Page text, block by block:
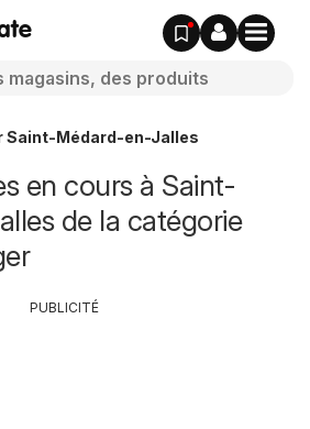
Saint-Médard-en-Jalles
en cours à Saint-
de la catégorie
PUBLICITÉ